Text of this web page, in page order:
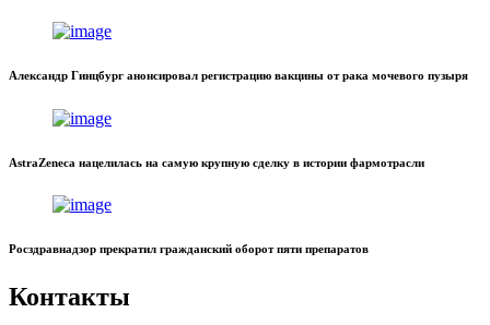
Александр Гинцбург анонсировал регистрацию вакцины от рака мочевого пузыря
AstraZeneca нацелилась на самую крупную сделку в истории фармотрасли
Росздравнадзор прекратил гражданский оборот пяти препаратов
Контакты